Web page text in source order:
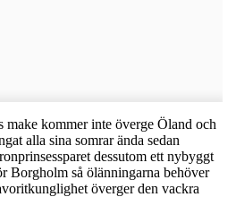
make kommer inte överge Öland och
alla sina somrar ända sedan
dessutom ett nybyggt
Borgholm så ölänningarna behöver
överger den vackra